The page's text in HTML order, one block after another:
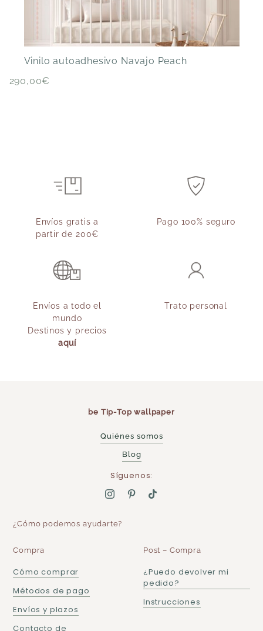
Vinilo autoadhesivo Navajo Peach
290,00€
Envíos gratis a
partir de 200€
Pago 100% seguro
Envíos a todo el
mundo
Destinos y precios
aquí
Trato personal
be Tip-Top wallpaper
Quiénes somos
Blog
Síguenos:
¿Cómo podemos ayudarte?
Compra
Cómo comprar
Métodos de pago
Envíos y plazos
Contacto de
Post – Compra
¿Puedo devolver mi
pedido?
Instrucciones